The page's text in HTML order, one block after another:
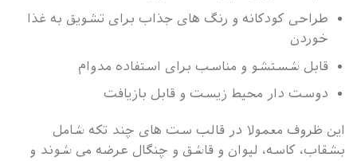
طراحی کودکانه و رنگ های جذاب برای تشویق به غذا
خوردن
قابل شستشو و مناسب برای استفاده مدوام
دوست دار محیط زیست و قابل بازیافت
این ظروف معمولا در قالب ست های چند تکه شامل
بشقاب، کاسه، لیوان و قاشق و چنگال عرضه می شوند و